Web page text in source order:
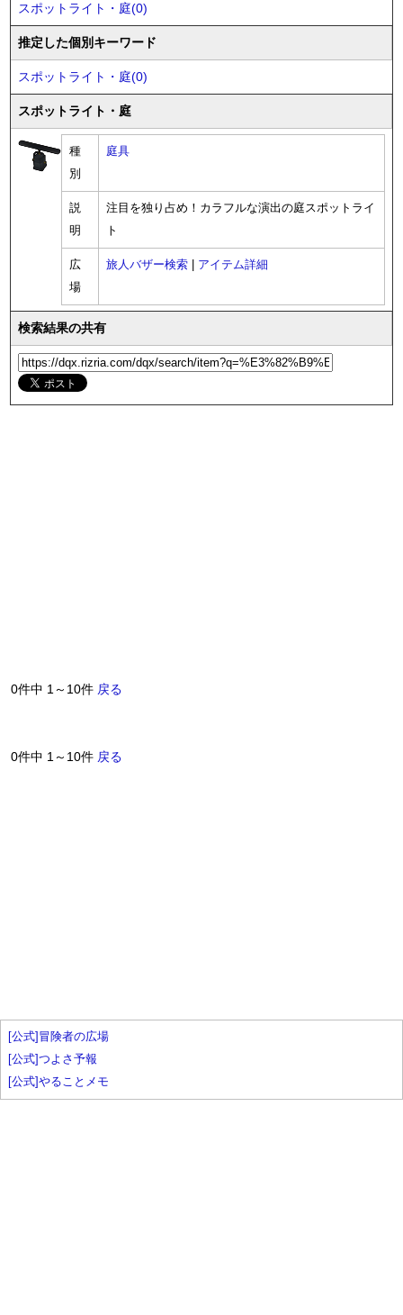
スポットライト・庭(0)
推定した個別キーワード
スポットライト・庭(0)
スポットライト・庭
種
別
庭具
説
明
注目を独り占め！カラフルな演出の庭スポットライ
ト
広
場
旅人バザー検索 アイテム詳細
検索結果の共有
0件中 1～10件 戻る
0件中 1～10件 戻る
[公式]冒険者の広場
[公式]つよさ予報
[公式]やることメモ